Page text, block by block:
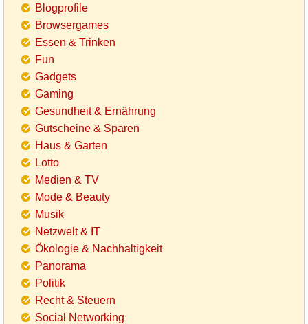
Blogprofile
Browsergames
Essen & Trinken
Fun
Gadgets
Gaming
Gesundheit & Ernährung
Gutscheine & Sparen
Haus & Garten
Lotto
Medien & TV
Mode & Beauty
Musik
Netzwelt & IT
Ökologie & Nachhaltigkeit
Panorama
Politik
Recht & Steuern
Social Networking